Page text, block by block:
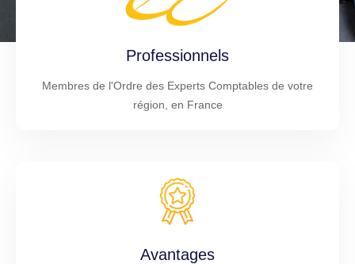
Professionnels
Membres de l'Ordre des Experts Comptables de votre
région, en France
Avantages